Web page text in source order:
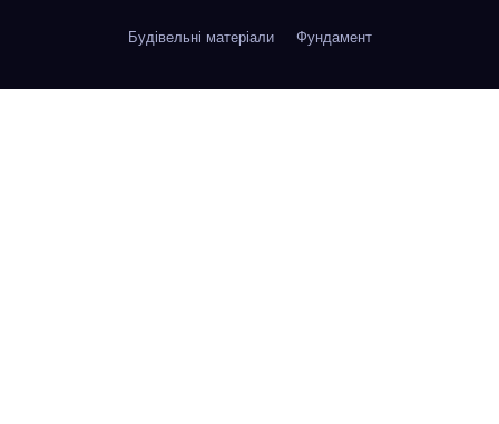
Будівельні матеріали Фундамент